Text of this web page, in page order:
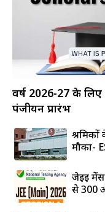
वर्ष 2026-27 के लिए
पंजीयन प्रारंभ
मौका-
जेईई मेंस
से 300